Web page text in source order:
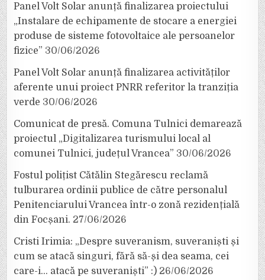
Panel Volt Solar anunță finalizarea proiectului
„Instalare de echipamente de stocare a energiei
produse de sisteme fotovoltaice ale persoanelor
fizice” 30/06/2026
Panel Volt Solar anunță finalizarea activităților
aferente unui proiect PNRR referitor la tranziția
verde 30/06/2026
Comunicat de presă. Comuna Tulnici demarează
proiectul „Digitalizarea turismului local al
comunei Tulnici, județul Vrancea” 30/06/2026
Fostul polițist Cătălin Stegărescu reclamă
tulburarea ordinii publice de către personalul
Penitenciarului Vrancea într-o zonă rezidențială
din Focșani. 27/06/2026
Cristi Irimia: „Despre suveranism, suveraniști și
cum se atacă singuri, fără să-și dea seama, cei
care-i… atacă pe suveraniști” :) 26/06/2026